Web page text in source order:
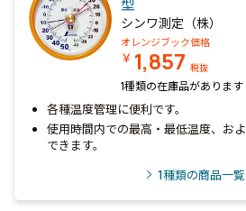
型
シンワ測定（株）
オレンジブック価格
￥ 1,857 税抜
1種類の在庫品があります
各種温度管理に便利です。
使用時間内での最高・最低温度、お
できます。
1種類の商品一